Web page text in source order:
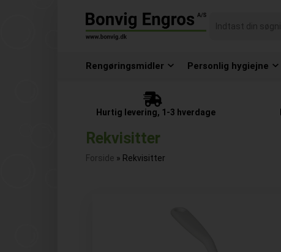
Rengøringsmidler Personlig hygiejne
Hurtig levering, 1-3 hverdage
Rekvisitter
Forside » Rekvisitter